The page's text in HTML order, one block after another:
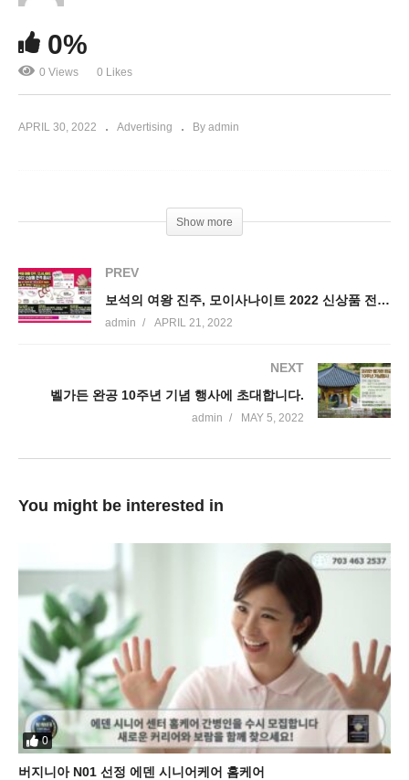
‘마녀 2’ Regal Fairfax Towne Center 10 | 6월 17일
0%
0 Views 0 Likes
APRIL 30, 2022 Advertising By admin
Show more
PREV
보석의 여왕 진주, 모이사나이트 2022 신상품 전격 출시!
admin APRIL 21, 2022
NEXT
벨가든 완공 10주년 기념 행사에 초대합니다.
admin MAY 5, 2022
You might be interested in
0
버지니아 N01 선정 에덴 시니어케어 홈케어